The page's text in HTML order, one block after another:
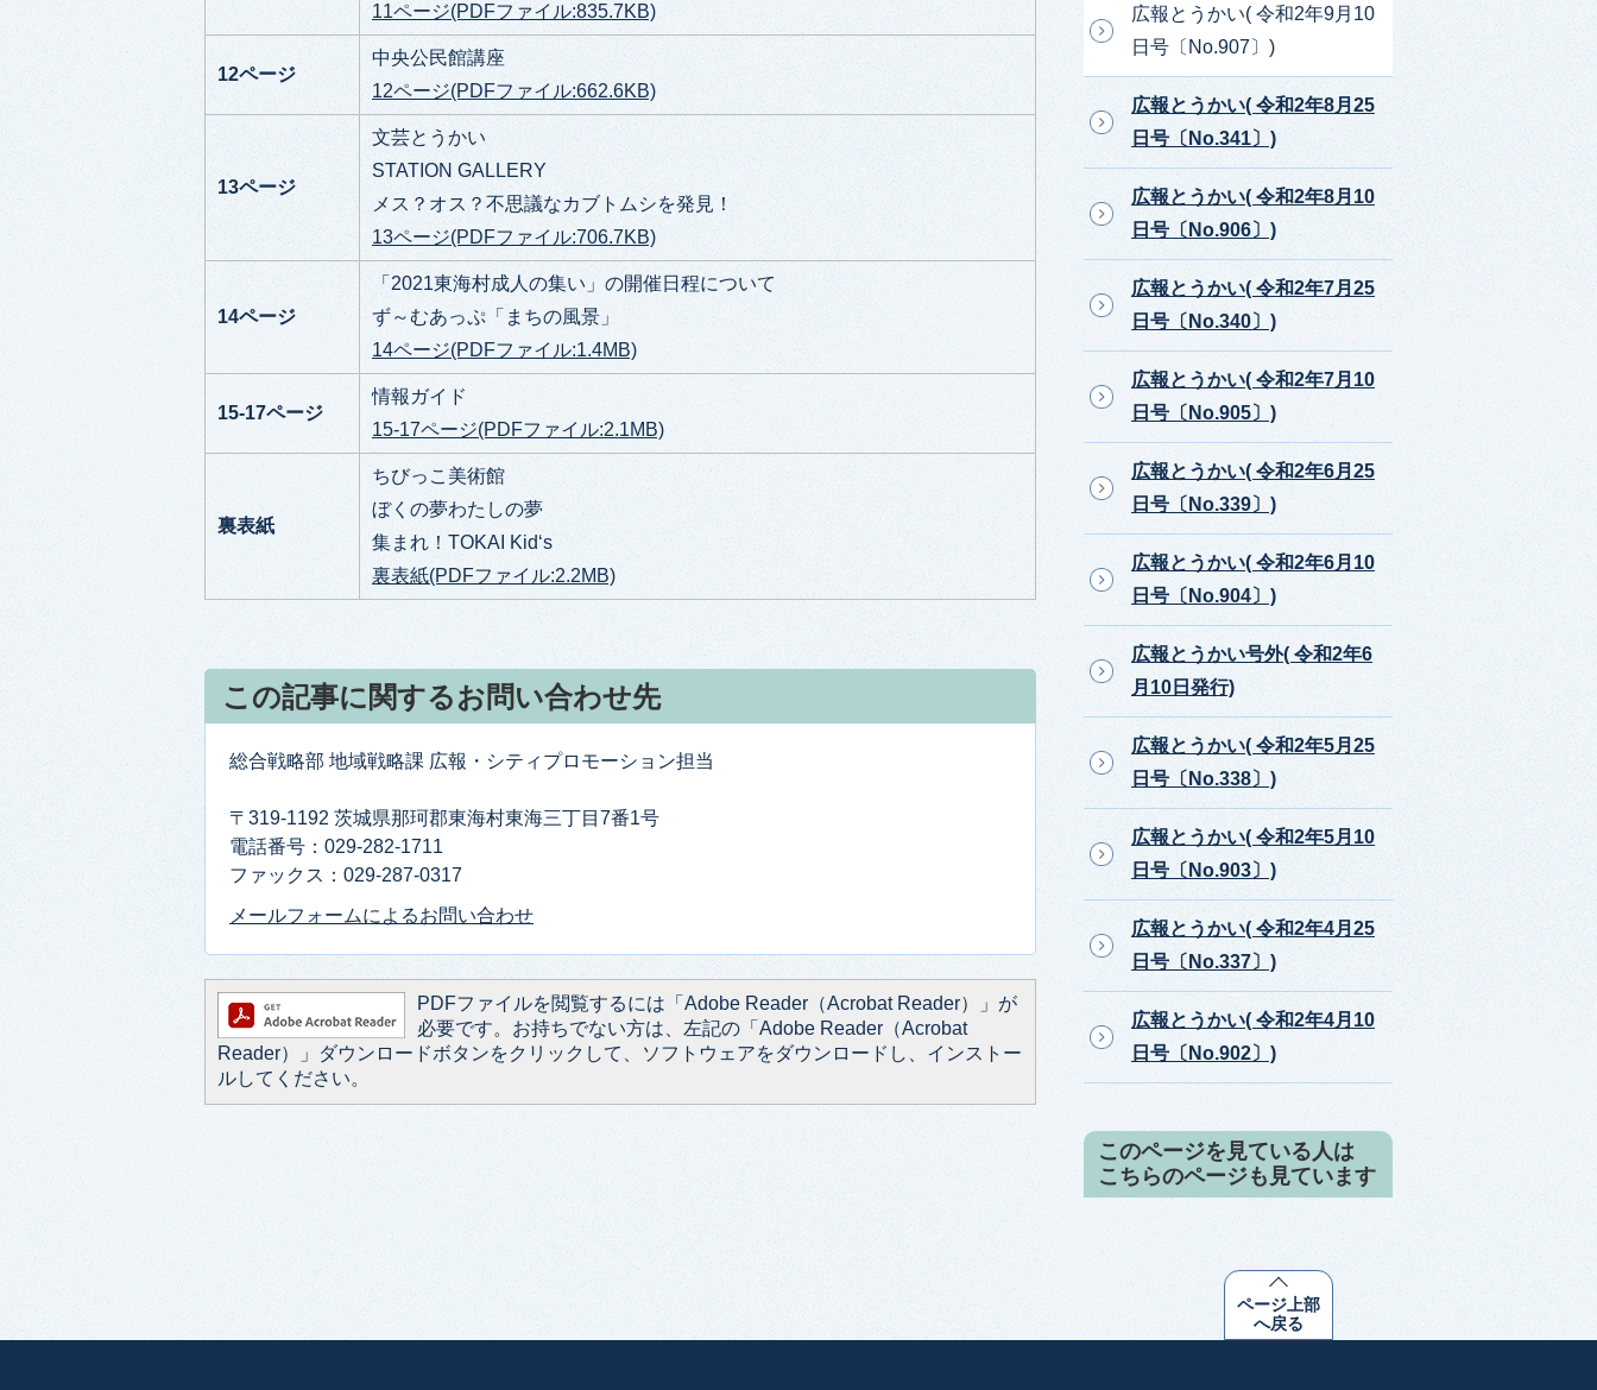
11ページ(PDFファイル:835.7KB)
12ページ
中央公民館講座
12ページ(PDFファイル:662.6KB)
13ページ
文芸とうかい
STATION GALLERY
メス？オス？不思議なカブトムシを発見！
13ページ(PDFファイル:706.7KB)
14ページ
「2021東海村成人の集い」の開催日程について
ず～むあっぷ「まちの風景」
14ページ(PDFファイル:1.4MB)
15-17ページ
情報ガイド
15-17ページ(PDFファイル:2.1MB)
裏表紙
ちびっこ美術館
ぼくの夢わたしの夢
集まれ！TOKAI Kid‘s
裏表紙(PDFファイル:2.2MB)
この記事に関するお問い合わせ先
総合戦略部 地域戦略課 広報・シティプロモーション担当
〒319-1192 茨城県那珂郡東海村東海三丁目7番1号
電話番号：029-282-1711
ファックス：029-287-0317
メールフォームによるお問い合わせ
PDFファイルを閲覧するには「Adobe Reader（Acrobat Reader）」が
必要です。お持ちでない方は、左記の「Adobe Reader（Acrobat
Reader）」ダウンロードボタンをクリックして、ソフトウェアをダウンロードし、インストー
ルしてください。
広報とうかい( 令和2年9月10
日号〔No.907〕)
広報とうかい( 令和2年8月25
日号〔No.341〕)
広報とうかい( 令和2年8月10
日号〔No.906〕)
広報とうかい( 令和2年7月25
日号〔No.340〕)
広報とうかい( 令和2年7月10
日号〔No.905〕)
広報とうかい( 令和2年6月25
日号〔No.339〕)
広報とうかい( 令和2年6月10
日号〔No.904〕)
広報とうかい号外( 令和2年6
月10日発行)
広報とうかい( 令和2年5月25
日号〔No.338〕)
広報とうかい( 令和2年5月10
日号〔No.903〕)
広報とうかい( 令和2年4月25
日号〔No.337〕)
広報とうかい( 令和2年4月10
日号〔No.902〕)
このページを見ている人は
こちらのページも見ています
ページ上部
へ戻る